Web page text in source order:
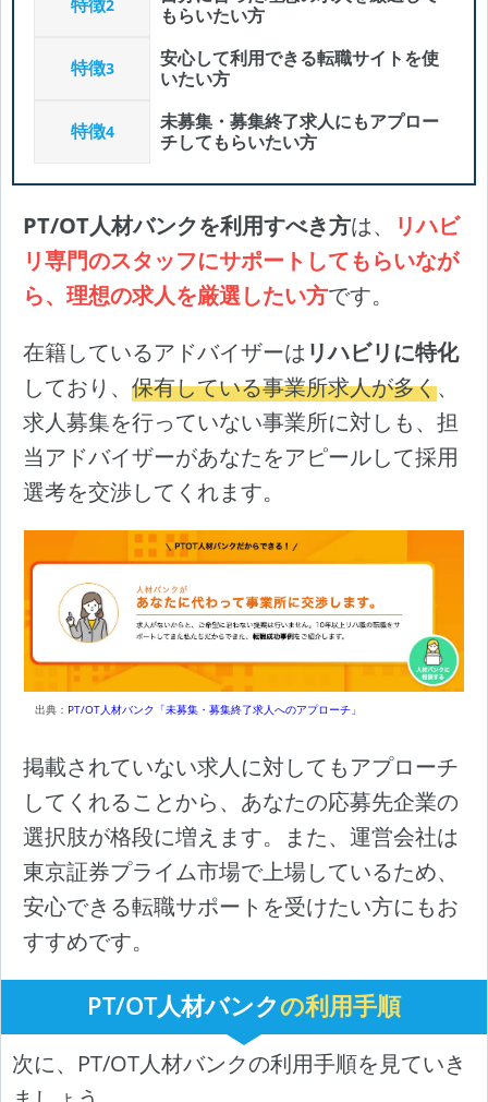
特徴2
もらいたい方
特徴3
安心して利用できる転職サイトを使
いたい方
特徴4
未募集・募集終了求人にもアプロー
チしてもらいたい方
PT/OT人材バンクを利用すべき方は、
リハビ
リ専門のスタッフにサポートしてもらいなが
ら、理想の求人を厳選したい方です。
在籍しているアドバイザーはリハビリに特化
しており、 保有している事業所求人が多く、
求人募集を行っていない事業所に対しも、担
当アドバイザーがあなたをアピールして採用
選考を交渉してくれます。
出典： PT/OT人材バンク「未募集・募集終了求人へのアプローチ」
掲載されていない求人に対してもアプローチ
してくれることから、あなたの応募先企業の
選択肢が格段に増えます。また、運営会社は
東京証券プライム市場で上場しているため、
安心できる転職サポートを受けたい方にもお
すすめです。
PT/OT人材バンクの利用手順
次に、PT/OT人材バンクの利用手順を見ていき